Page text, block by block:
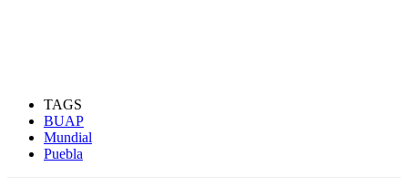
TAGS
BUAP
Mundial
Puebla